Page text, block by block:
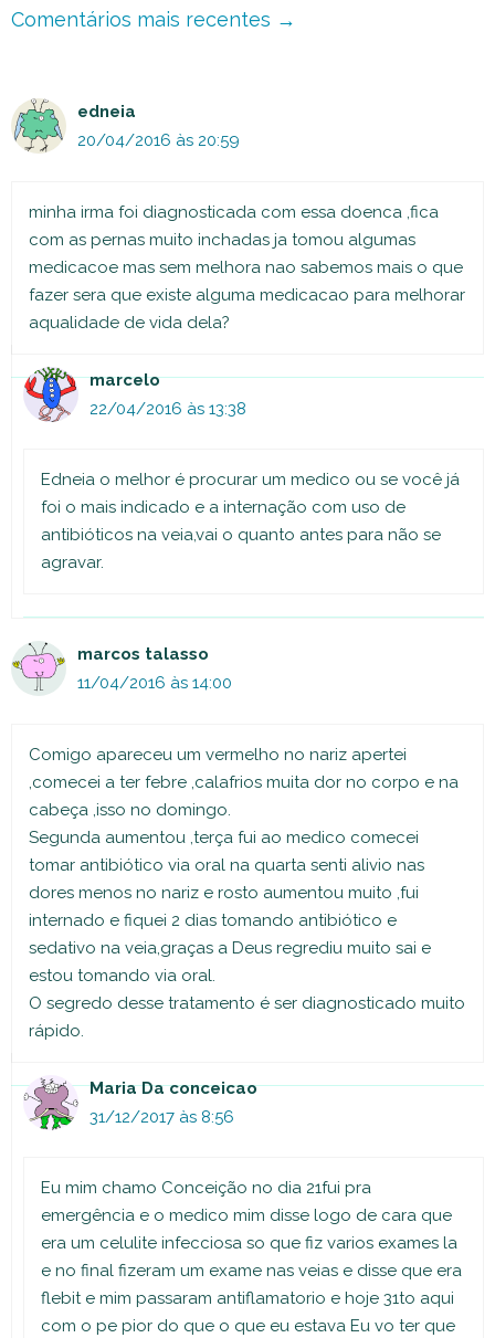
Navegação
comentário
Comentários mais recentes →
edneia
20/04/2016 às 20:59
minha irma foi diagnosticada com essa doenca ,fica
com as pernas muito inchadas ja tomou algumas
medicacoe mas sem melhora nao sabemos mais o que
fazer sera que existe alguma medicacao para melhorar
aqualidade de vida dela?
marcelo
22/04/2016 às 13:38
Edneia o melhor é procurar um medico ou se você já
foi o mais indicado e a internação com uso de
antibióticos na veia,vai o quanto antes para não se
agravar.
marcos talasso
11/04/2016 às 14:00
Comigo apareceu um vermelho no nariz apertei
,comecei a ter febre ,calafrios muita dor no corpo e na
cabeça ,isso no domingo.
Segunda aumentou ,terça fui ao medico comecei
tomar antibiótico via oral na quarta senti alivio nas
dores menos no nariz e rosto aumentou muito ,fui
internado e fiquei 2 dias tomando antibiótico e
sedativo na veia,graças a Deus regrediu muito sai e
estou tomando via oral.
O segredo desse tratamento é ser diagnosticado muito
rápido.
Maria Da conceicao
31/12/2017 às 8:56
Eu mim chamo Conceição no dia 21fui pra
emergência e o medico mim disse logo de cara que
era um celulite infecciosa so que fiz varios exames la
e no final fizeram um exame nas veias e disse que era
flebit e mim passaram antiflamatorio e hoje 31to aqui
com o pe pior do que o que eu estava Eu vo ter que